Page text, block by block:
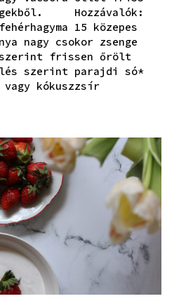
Hozzávalók:
15 közepes
nagy csokor zsenge
szerint frissen őrölt
szerint parajdi só*
kókuszzsír